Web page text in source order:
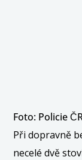
Foto: Policie
Při dopravně
necelé dvě